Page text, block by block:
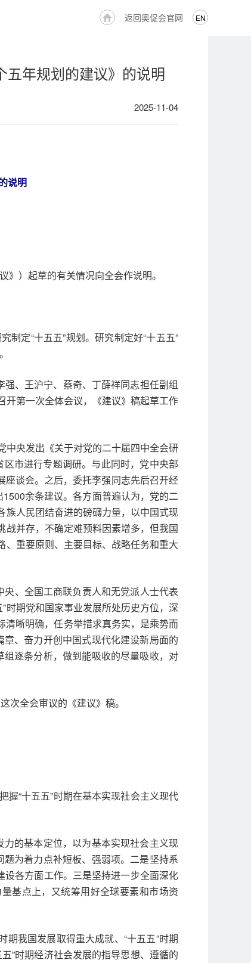
EN
返回奥促会官网
年规划的建议》的说明
2025-11-04
说明
）起草的有关情况向全会作说明。
定“十五五”规划。研究制定好“十五五”
、王沪宁、蔡奇、丁薛祥同志担任副组
开第一次全体会议，《建议》稿起草工作
中央发出《关于对党的二十届四中全会研
市进行专题调研。与此同时，党中央部
座谈会。之后，委托李强同志先后召开经
余条建议。各方面普遍认为，党的二
族人民团结奋进的磅礴力量，以中国式现
战并存，不确定难预料因素增多，但我国
、重要原则、主要目标、战略任务和重大
、全国工商联负责人和无党派人士代表
时期党和国家事业发展所处历史方位，深
晰明确，任务举措求真务实，是乘势而
、奋力开创中国式现代化建设新局面的
逐条分析，做到能吸收的尽量吸收，对
次全会审议的《建议》稿。
握“十五五”时期在基本实现社会主义现代
的基本定位，以为基本实现社会主义现
为着力点补短板、强弱项。二是坚持系
设各方面工作。三是坚持进一步全面深化
基点上，又统筹用好全球要素和市场资
期我国发展取得重大成就、“十五五”时期
”时期经济社会发展的指导思想、遵循的